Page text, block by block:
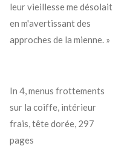
leur vieillesse me désolait
en m'avertissant des
approches de la mienne. »
In 4, menus frottements
sur la coiffe, intérieur
frais, tête dorée, 297
pages